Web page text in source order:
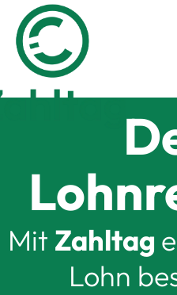
Inhalt
springen
Mit Zahltag
Lohn